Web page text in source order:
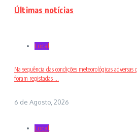
Últimas notícias
Local
Na sequência das condições meteorológicas
foram registadas ...
6 de Agosto, 2026
Local